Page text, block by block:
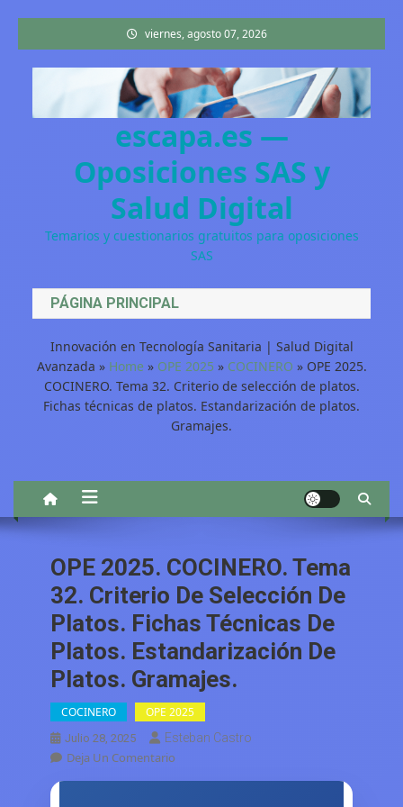
al
contenido
viernes, agosto 07, 2026
escapa.es —
Oposiciones SAS y
Salud Digital
Temarios y cuestionarios gratuitos para oposiciones
SAS
PÁGINA PRINCIPAL
Innovación en Tecnología Sanitaria | Salud Digital
Avanzada » Home » OPE 2025 » COCINERO »OPE 2025.
COCINERO. Tema 32. Criterio de selección de platos.
Fichas técnicas de platos. Estandarización de platos.
Gramajes.
OPE 2025. COCINERO. Tema
32. Criterio De Selección De
Platos. Fichas Técnicas De
Platos. Estandarización De
Platos. Gramajes.
COCINERO OPE 2025
Julio 28, 2025 Esteban Castro
Deja Un ComentarioEn